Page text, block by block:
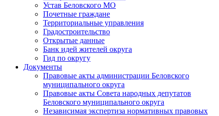
Устав Беловского МО
Почетные граждане
Территориальные управления
Градостроительство
Открытые данные
Банк идей жителей округа
Гид по округу
Документы
Правовые акты администрации Беловского
муниципального округа
Правовые акты Совета народных депутатов
Беловского муниципального округа
Независимая экспертиза нормативных правовых